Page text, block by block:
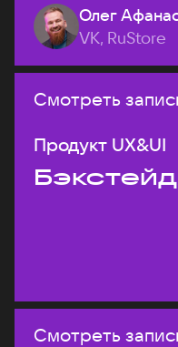
Олег
VK, RuStore
Смотреть
Продукт UX&UI
Смотреть